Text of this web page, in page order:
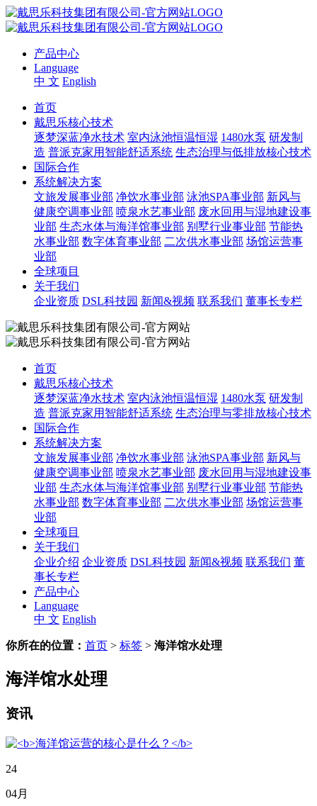
产品中心
Language
中 文 English
首页
戴思乐核心技术
逐梦深蓝净水技术 室内泳池恒温恒湿 1480水泵 研发制
造 普派克家用智能舒适系统 生态治理与低排放核心技术
国际合作
系统解决方案
文旅发展事业部 净饮水事业部 泳池SPA事业部 新风与
健康空调事业部 喷泉水艺事业部 废水回用与湿地建设事
业部 生态水体与海洋馆事业部 别墅行业事业部 节能热
水事业部 数字体育事业部 二次供水事业部 场馆运营事
业部
全球项目
关于我们
企业资质 DSL科技园 新闻&视频 联系我们 董事长专栏
首页
戴思乐核心技术
逐梦深蓝净水技术 室内泳池恒温恒湿 1480水泵 研发制
造 普派克家用智能舒适系统 生态治理与零排放核心技术
国际合作
系统解决方案
文旅发展事业部 净饮水事业部 泳池SPA事业部 新风与
健康空调事业部 喷泉水艺事业部 废水回用与湿地建设事
业部 生态水体与海洋馆事业部 别墅行业事业部 节能热
水事业部 数字体育事业部 二次供水事业部 场馆运营事
业部
全球项目
关于我们
企业介绍 企业资质 DSL科技园 新闻&视频 联系我们 董
事长专栏
产品中心
Language
中 文 English
你所在的位置： 首页 > 标签 > 海洋馆水处理
海洋馆水处理
资讯
24
04月